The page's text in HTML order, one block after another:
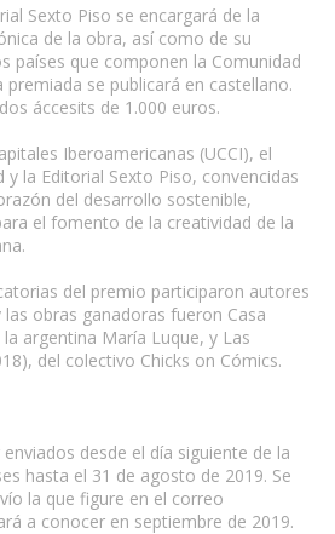
Sexto Piso se encargará de la
de la obra, así como de su
países que componen la Comunidad
se publicará en castellano.
áccesits de 1.000 euros.
Iberoamericanas (UCCI), el
la Editorial Sexto Piso, convencidas
del desarrollo sostenible,
el fomento de la creatividad de la
del premio participaron autores
obras ganadoras fueron Casa
argentina María Luque, y Las
del colectivo Chicks on Cómics.
desde el día siguiente de la
hasta el 31 de agosto de 2019. Se
la que figure en el correo
a conocer en septiembre de 2019.